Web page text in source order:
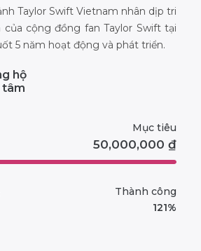
Taylor Swift Vietnam nhân dịp tri
của cộng đồng fan Taylor Swift tại
5 năm hoạt động và phát triển.
hộ
tâm
50,000,000 ₫
Mục tiêu
121%
Thành công